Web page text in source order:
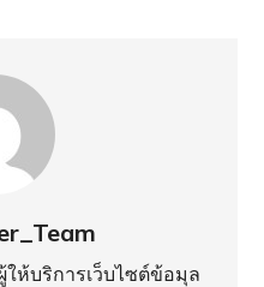
ให้บริการเว็บไซต์ข้อมุล